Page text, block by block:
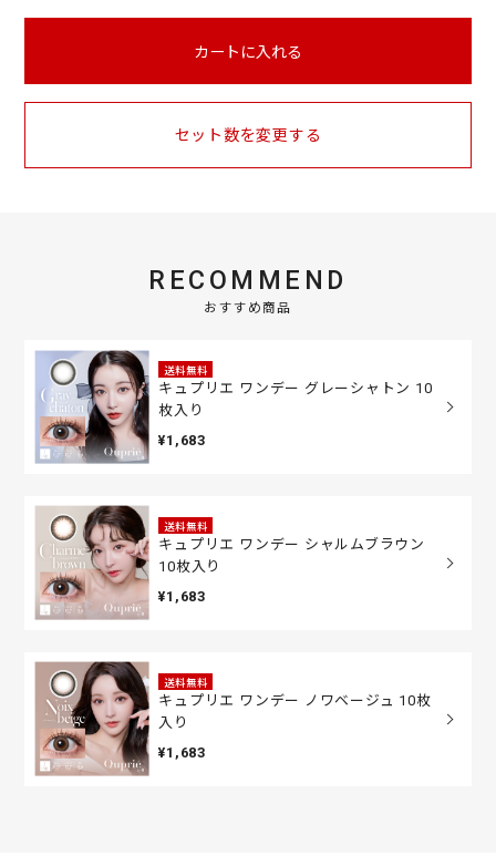
カートに入れる
セット数を変更する
RECOMMEND
おすすめ商品
送料無料
キュプリエ ワンデー グレーシャトン 10
枚入り
¥1,683
送料無料
キュプリエ ワンデー シャルムブラウン
10枚入り
¥1,683
送料無料
キュプリエ ワンデー ノワベージュ 10枚
入り
¥1,683